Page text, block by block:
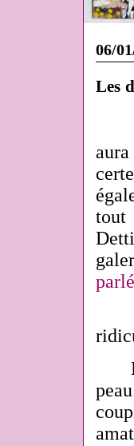
06/
Les
tout
parlé